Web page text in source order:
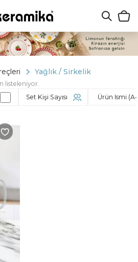
Yağlık / Sirkelik
listeleniyor.
Set Kişi Sayısı